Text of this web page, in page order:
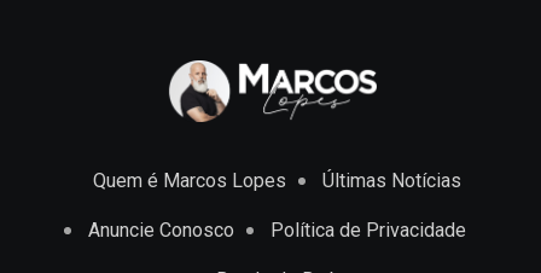
Quem é Marcos Lopes Últimas Notícias
Anuncie Conosco Política de Privacidade